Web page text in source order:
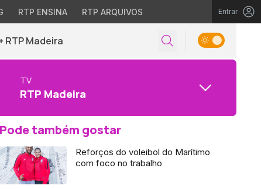
RTP ENSINA RTP ARQUIVOS Entrar
RTP Madeira
TV
RTP Madeira
Pode também gostar
Reforços do voleibol do Marítimo
com foco no trabalho